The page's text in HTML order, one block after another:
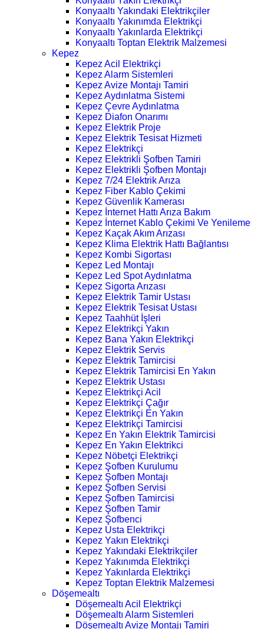
Konyaaltı Yakındaki Elektrikçiler
Konyaaltı Yakınımda Elektrikçi
Konyaaltı Yakınlarda Elektrikçi
Konyaaltı Toptan Elektrik Malzemesi
Kepez
Kepez Acil Elektrikçi
Kepez Alarm Sistemleri
Kepez Avize Montajı Tamiri
Kepez Aydınlatma Sistemi
Kepez Çevre Aydınlatma
Kepez Diafon Onarımı
Kepez Elektrik Proje
Kepez Elektrik Tesisat Hizmeti
Kepez Elektrikçi
Kepez Elektrikli Şofben Tamiri
Kepez Elektrikli Şofben Montajı
Kepez 7/24 Elektrik Arıza
Kepez Fiber Kablo Çekimi
Kepez Güvenlik Kamerası
Kepez İnternet Hattı Arıza Bakım
Kepez İnternet Kablo Çekimi Ve Yenileme
Kepez Kaçak Akım Arızası
Kepez Klima Elektrik Hattı Bağlantısı
Kepez Kombi Sigortası
Kepez Led Montajı
Kepez Led Spot Aydınlatma
Kepez Sigorta Arızası
Kepez Elektrik Tamir Ustası
Kepez Elektrik Tesisat Ustası
Kepez Taahhüt İşleri
Kepez Elektrikçi Yakın
Kepez Bana Yakın Elektrikçi
Kepez Elektrik Servis
Kepez Elektrik Tamircisi
Kepez Elektrik Tamircisi En Yakın
Kepez Elektrik Ustası
Kepez Elektrikçi Acil
Kepez Elektrikçi Çağır
Kepez Elektrikçi En Yakın
Kepez Elektrikçi Tamircisi
Kepez En Yakın Elektrik Tamircisi
Kepez En Yakın Elektrikci
Kepez Nöbetçi Elektrikçi
Kepez Şofben Kurulumu
Kepez Şofben Montajı
Kepez Şofben Servisi
Kepez Şofben Tamircisi
Kepez Şofben Tamir
Kepez Şofbenci
Kepez Usta Elektrikçi
Kepez Yakın Elektrikçi
Kepez Yakındaki Elektrikçiler
Kepez Yakınımda Elektrikçi
Kepez Yakınlarda Elektrikçi
Kepez Toptan Elektrik Malzemesi
Döşemealtı
Döşemealtı Acil Elektrikçi
Döşemealtı Alarm Sistemleri
Döşemealtı Avize Montajı Tamiri